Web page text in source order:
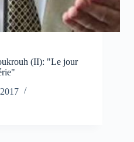
(II): "Le jour